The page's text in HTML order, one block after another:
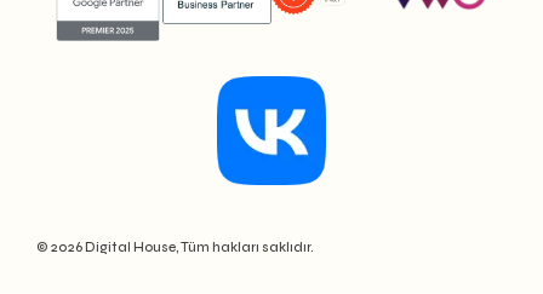
© 2026 Digital House, Tüm hakları saklıdır.